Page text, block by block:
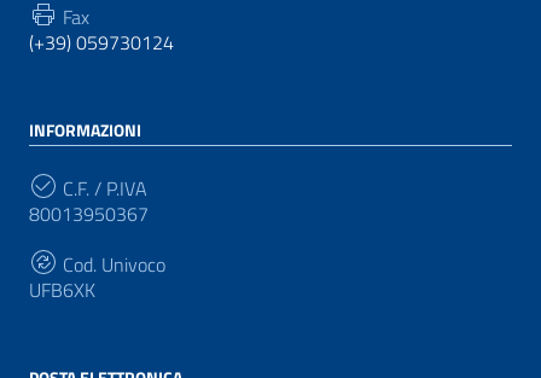
Fax
(+39) 059730124
INFORMAZIONI
C.F. / P.IVA
80013950367
Cod. Univoco
UFB6XK